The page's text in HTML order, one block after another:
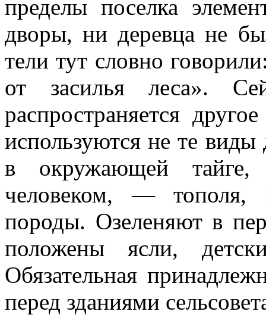
пределы поселка
дворы, ни де­ревца не
тели тут словно
от засилья леса».
распространяется
используются не те виды
в окружающей тайге,
человеком, — тополя,
породы. Озеленяют в
положены ясли,
Обязательная
перед зданиями